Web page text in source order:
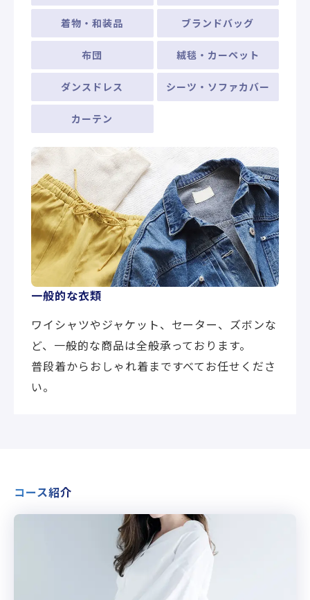
着物・和装品 ブランドバッグ
布団 絨毯・カーペット
ダンスドレス シーツ・ソファカバー
カーテン
一般的な衣類
ワイシャツやジャケット、セーター、ズボンな
ど、一般的な商品は全般承っております。
普段着からおしゃれ着まですべてお任せくださ
い。
コース紹介